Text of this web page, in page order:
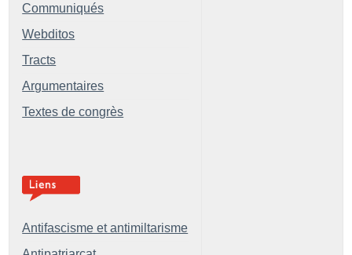
Communiqués
Webditos
Tracts
Argumentaires
Textes de congrès
Antifascisme et antimiltarisme